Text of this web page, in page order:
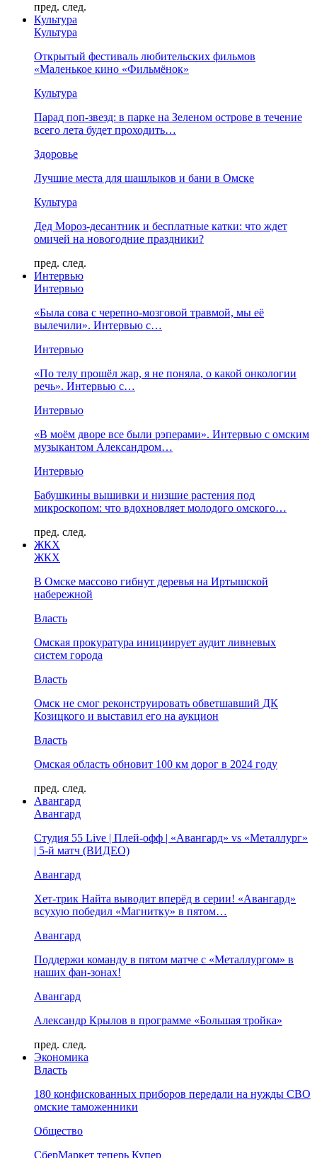
пред. след.
Культура
Культура
Открытый фестиваль любительских фильмов
«Маленькое кино «Фильмёнок»
Культура
Парад поп-звезд: в парке на Зеленом острове в течение
всего лета будет проходить…
Здоровье
Лучшие места для шашлыков и бани в Омске
Культура
Дед Мороз-десантник и бесплатные катки: что ждет
омичей на новогодние праздники?
пред. след.
Интервью
Интервью
«Была сова с черепно-мозговой травмой, мы её
вылечили». Интервью с…
Интервью
«По телу прошёл жар, я не поняла, о какой онкологии
речь». Интервью с…
Интервью
«В моём дворе все были рэперами». Интервью с омским
музыкантом Александром…
Интервью
Бабушкины вышивки и низшие растения под
микроскопом: что вдохновляет молодого омского…
пред. след.
ЖКХ
ЖКХ
В Омске массово гибнут деревья на Иртышской
набережной
Власть
Омская прокуратура инициирует аудит ливневых
систем города
Власть
Омск не смог реконструировать обветшавший ДК
Козицкого и выставил его на аукцион
Власть
Омская область обновит 100 км дорог в 2024 году
пред. след.
Авангард
Авангард
Студия 55 Live | Плей-офф | «Авангард» vs «Металлург»
| 5-й матч (ВИДЕО)
Авангард
Хет-трик Найта выводит вперёд в серии! «Авангард»
всухую победил «Магнитку» в пятом…
Авангард
Поддержи команду в пятом матче с «Металлургом» в
наших фан-зонах!
Авангард
Александр Крылов в программе «Большая тройка»
пред. след.
Экономика
Власть
180 конфискованных приборов передали на нужды СВО
омские таможенники
Общество
СберМаркет теперь Купер